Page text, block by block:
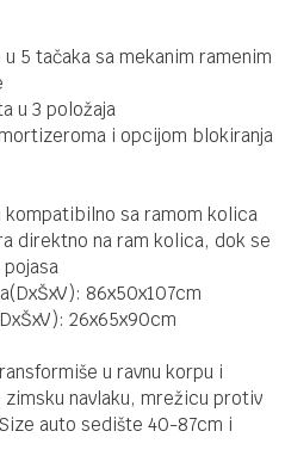
5 tačaka sa mekanim ramenim
u 3 položaja
i opcijom blokiranja
sa ramom kolica
direktno na ram kolica, dok se
86x50x107cm
26x65x90cm
u ravnu korpu i
navlaku, mrežicu protiv
auto sedište 40-87cm i